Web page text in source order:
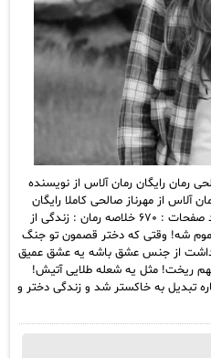
رمان رایگان رمان آلاس از نویسنده
آلاس از مهرناز صالحی کاملا رایگان
ژانر رمان : عاشقانه، هیجانی، درام تعداد صفحات : ۶۷۰ خلاصه رمان : زندگی از
شه! وقتی که دختر قصمون تو جنگ
داشت از جنس عشق باشه یه عشق عمیق
ریخت! مثل یه شعله طلایی آتیش!
تبدیل به خاکستر شد و زندگی دختر و